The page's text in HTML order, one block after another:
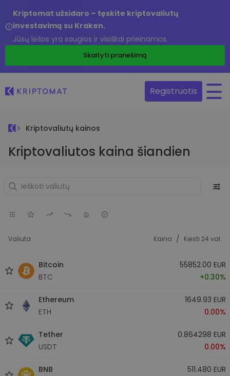
Kriptomat užsidaro – tęskite kriptovaliutų
investavimą su Kraken.
Jūsų lėšos yra saugios ir visiškai prieinamos.
Skaityti pranešimą
Registruotis
Kriptovaliutų kainos
Kriptovaliutos kaina šiandien
Valiuta Kaina / Keisti 24 val.
Bitcoin
BTC
55852.00 EUR
+0.30%
Ethereum
ETH
1649.93 EUR
0.00%
Tether
USDT
0.864298 EUR
0.00%
BNB
511.480 EUR